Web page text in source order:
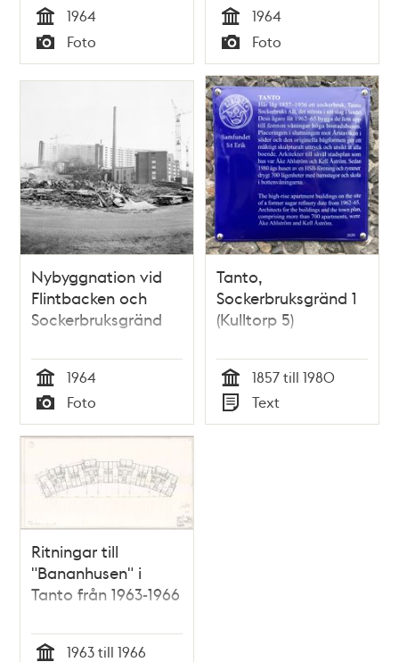
Tid
1964
Typ
Foto Tid
1964
Typ
Foto
Nybyggnation vid
Flintbacken och
Sockerbruksgränd
Tid
1964
Typ
Foto
Tanto,
Sockerbruksgränd 1
(Kulltorp 5)
Tid
1857 till 1980
Typ
Text
Ritningar till
"Bananhusen" i
Tanto från 1963-1966
1963 till 1966